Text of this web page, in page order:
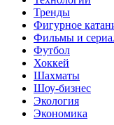
Тренды
Фигурное
Фильмы и
Футбол
Хоккей
Шахматы
Шоу-бизнес
Экология
Экономика